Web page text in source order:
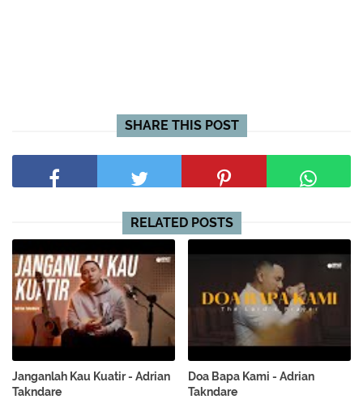
SHARE THIS POST
RELATED POSTS
Janganlah Kau Kuatir - Adrian
Takndare
Doa Bapa Kami - Adrian
Takndare